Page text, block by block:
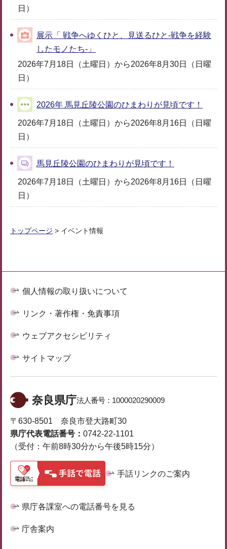
日）
展示「 戦争へゆくひと、見送るひと-戦争を経験
したモノたち-」
2026年7月18日（土曜日）から2026年8月30日（日曜
日）
2026年 馬見丘陵公園のひまわりが見頃です！
2026年7月18日（土曜日）から2026年8月16日（日曜
日）
馬見丘陵公園のひまわりが見頃です！
2026年7月18日（土曜日）から2026年8月16日（日曜
日）
トップページ > イベント情報
個人情報の取り扱いについて
リンク・著作権・免責事項
ウェブアクセシビリティ
サイトマップ
奈良県庁法人番号： 1000020290009
〒630-8501 奈良市登大路町30
県庁代表電話番号： 0742-22-1101
（受付：午前8時30分から午後5時15分）
手話リンクのご案内
県庁各課室への電話番号を見る
庁舎案内